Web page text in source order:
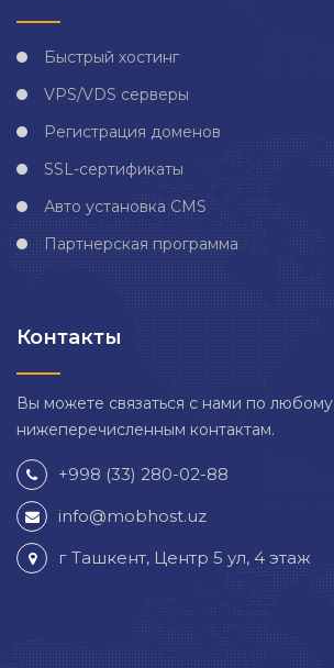
Быстрый хостинг
VPS/VDS серверы
Регистрация доменов
SSL-сертификаты
Авто установка CMS
Партнерская программа
Контакты
Вы можете связаться с нами по любому
нижеперечисленным контактам.
+998 (33) 280-02-88
info@mobhost.uz
г Ташкент, Центр 5 ул, 4 этаж